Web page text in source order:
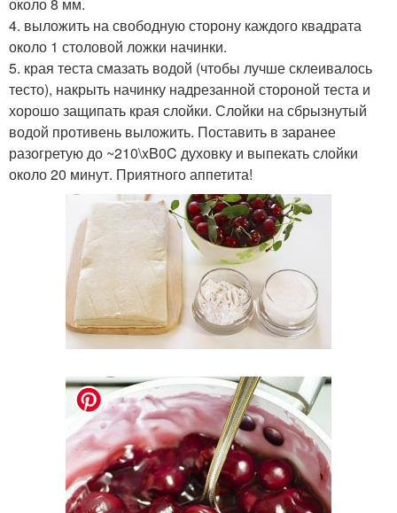
4. выложить на свободную сторону каждого квадрата
около 1 столовой ложки начинки.
5. края теста смазать водой (чтобы лучше склеивалось
тесто), накрыть начинку надрезанной стороной теста и
хорошо защипать края слойки. Слойки на сбрызнутый
водой противень выложить. Поставить в заранее
разогретую до ~210\xB0C духовку и выпекать слойки
около 20 минут. Приятного аппетита!